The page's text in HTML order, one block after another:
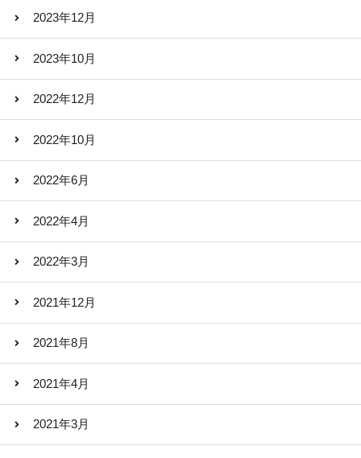
2023年12月
2023年10月
2022年12月
2022年10月
2022年6月
2022年4月
2022年3月
2021年12月
2021年8月
2021年4月
2021年3月